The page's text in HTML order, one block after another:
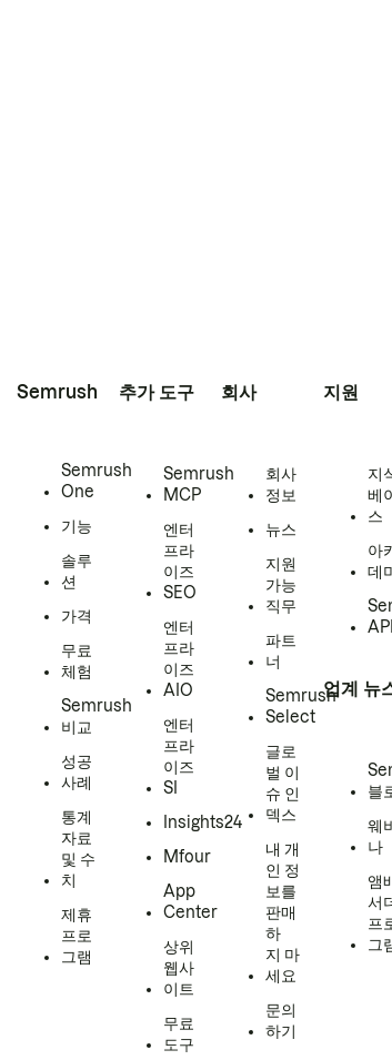
Semrush
Semrush
One
기능
솔루
션
가격
무료
체험
Semrush
비교
성공
사례
통계
자료
및 수
치
제휴
프로
그램
추가 도구
Semrush
MCP
엔터
프라
이즈
SEO
엔터
프라
이즈
AIO
엔터
프라
이즈
SI
Insights24
Mfour
App
Center
상위
웹사
이트
무료
도구
회사
회사
정보
뉴스
지원
가능
직무
파트
너
Semrush
Select
글로
벌 이
슈 인
덱스
내 개
인 정
보를
판매
하
지 마
세요
문의
하기
지원
지
베
스
아
데
업계 뉴
블
웨
나
앰
서
프
그